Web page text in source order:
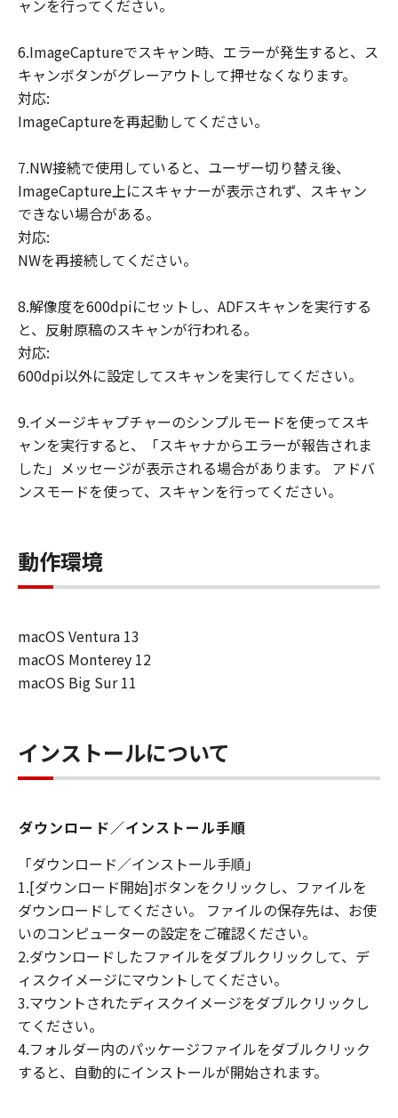
ャンを行ってください。
6.ImageCaptureでスキャン時、エラーが発生すると、ス
キャンボタンがグレーアウトして押せなくなります。
対応:
ImageCaptureを再起動してください。
7.NW接続で使用していると、ユーザー切り替え後、
ImageCapture上にスキャナーが表示されず、スキャン
できない場合がある。
対応:
NWを再接続してください。
8.解像度を600dpiにセットし、ADFスキャンを実行する
と、反射原稿のスキャンが行われる。
対応:
600dpi以外に設定してスキャンを実行してください。
9.イメージキャプチャーのシンプルモードを使ってスキ
ャンを実行すると、「スキャナからエラーが報告されま
した」メッセージが表示される場合があります。 アドバ
ンスモードを使って、スキャンを行ってください。
動作環境
macOS Ventura 13
macOS Monterey 12
macOS Big Sur 11
インストールについて
ダウンロード／インストール手順
「ダウンロード／インストール手順」
1.[ダウンロード開始]ボタンをクリックし、ファイルを
ダウンロードしてください。 ファイルの保存先は、お使
いのコンピューターの設定をご確認ください。
2.ダウンロードしたファイルをダブルクリックして、デ
ィスクイメージにマウントしてください。
3.マウントされたディスクイメージをダブルクリックし
てください。
4.フォルダー内のパッケージファイルをダブルクリック
すると、自動的にインストールが開始されます。